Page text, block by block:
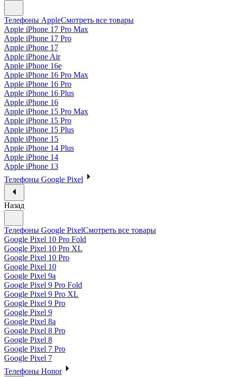
Телефоны AppleСмотреть все товары
Apple iPhone 17 Pro Max
Apple iPhone 17 Pro
Apple iPhone 17
Apple iPhone Air
Apple iPhone 16e
Apple iPhone 16 Pro Max
Apple iPhone 16 Pro
Apple iPhone 16 Plus
Apple iPhone 16
Apple iPhone 15 Pro Max
Apple iPhone 15 Pro
Apple iPhone 15 Plus
Apple iPhone 15
Apple iPhone 14 Plus
Apple iPhone 14
Apple iPhone 13
Телефоны Google Pixel
Назад
Телефоны Google PixelСмотреть все товары
Google Pixel 10 Pro Fold
Google Pixel 10 Pro XL
Google Pixel 10 Pro
Google Pixel 10
Google Pixel 9a
Google Pixel 9 Pro Fold
Google Pixel 9 Pro XL
Google Pixel 9 Pro
Google Pixel 9
Google Pixel 8a
Google Pixel 8 Pro
Google Pixel 8
Google Pixel 7 Pro
Google Pixel 7
Телефоны Honor